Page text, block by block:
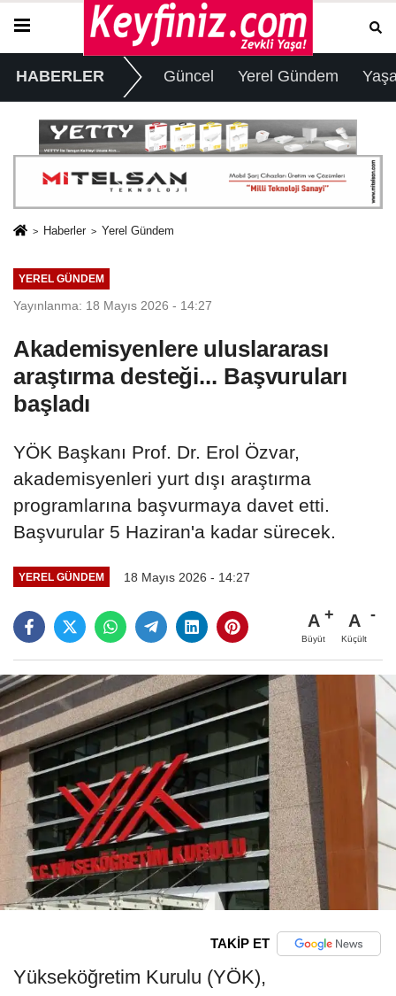
HABERLER Güncel Yerel Gündem
Haberler Yerel Gündem
YEREL GÜNDEM
Yayınlanma: 18 Mayıs 2026 - 14:27
Akademisyenlere uluslararası
araştırma desteği... Başvuruları
başladı
YÖK Başkanı Prof. Dr. Erol Özvar,
akademisyenleri yurt dışı araştırma
programlarına başvurmaya davet etti.
Başvurular 5 Haziran'a kadar sürecek.
YEREL GÜNDEM 18 Mayıs 2026 - 14:27
A
Büyüt
A
Küçült
TAKİP ET
Yükseköğretim Kurulu (YÖK),